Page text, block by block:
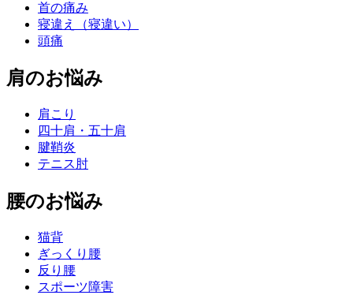
首の痛み
寝違え（寝違い）
頭痛
肩のお悩み
肩こり
四十肩・五十肩
腱鞘炎
テニス肘
腰のお悩み
猫背
ぎっくり腰
反り腰
スポーツ障害